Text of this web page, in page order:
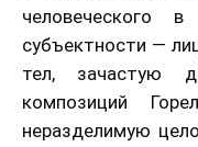
человеческого
субъектности —
тел, зачастую
композиций
неразделимую